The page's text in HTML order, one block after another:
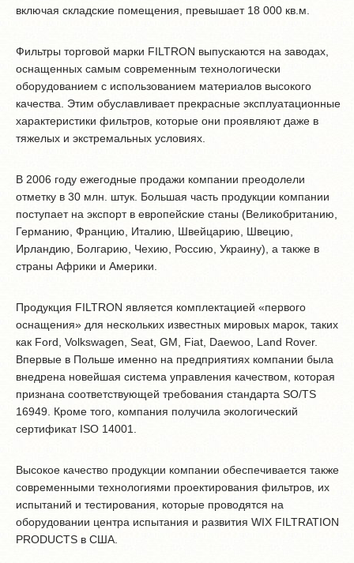
включая складские помещения, превышает 18 000 кв.м.
Фильтры торговой марки FILTRON выпускаются на заводах,
оснащенных самым современным технологически
оборудованием с использованием материалов высокого
качества. Этим обуславливает прекрасные эксплуатационные
характеристики фильтров, которые они проявляют даже в
тяжелых и экстремальных условиях.
В 2006 году ежегодные продажи компании преодолели
отметку в 30 млн. штук. Большая часть продукции компании
поступает на экспорт в европейские станы (Великобританию,
Германию, Францию, Италию, Швейцарию, Швецию,
Ирландию, Болгарию, Чехию, Россию, Украину), а также в
страны Африки и Америки.
Продукция FILTRON является комплектацией «первого
оснащения» для нескольких известных мировых марок, таких
как Ford, Volkswagen, Seat, GM, Fiat, Daewoo, Land Rover.
Впервые в Польше именно на предприятиях компании была
внедрена новейшая система управления качеством, которая
признана соответствующей требования стандарта SO/TS
16949. Кроме того, компания получила экологический
сертификат ISO 14001.
Высокое качество продукции компании обеспечивается также
современными технологиями проектирования фильтров, их
испытаний и тестирования, которые проводятся на
оборудовании центра испытания и развития WIX FILTRATION
PRODUCTS в США.